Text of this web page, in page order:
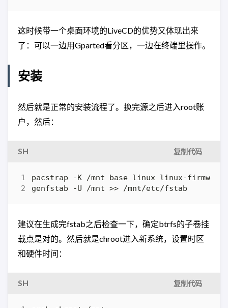
这时候带一个桌面环境的LiveCD的优势又体现出来
了：可以一边用Gparted看分区，一边在终端里操作。
安装
然后就是正常的安装流程了。换完源之后进入root账
户，然后：
SH 复制代码
pacstrap -K /mnt base linux linux-firmware
genfstab -U /mnt >> /mnt/etc/fstab
建议在生成完fstab之后检查一下，确定btrfs的子卷挂
载点是对的。然后就是chroot进入新系统，设置时区
和硬件时间：
SH 复制代码